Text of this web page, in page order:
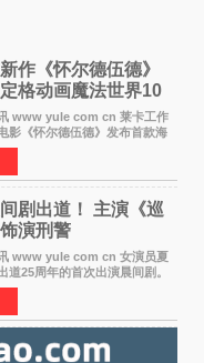
作《怀尔德伍德》
格动画魔法世界10
www yule com cn 莱卡工作
影《怀尔德伍德》发布首款海
弟走入黑暗、宏大的林中魔法
气与亲情的奇幻冒险即将展
剧出道！ 主演《巡
演刑警
www yule com cn 女演员夏
道25周年的首次出演晨间剧。
她将出演明年（2027年度）上
游的天鹅》，饰演与女主角森